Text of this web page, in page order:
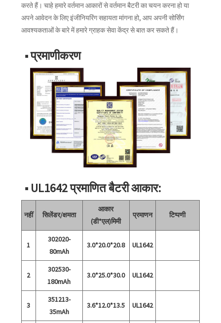
करते हैं। चाहे हमारे वर्तमान आकारों से वर्तमान बैटरी का चयन करना हो या
अपने आवेदन के लिए इंजीनियरिंग सहायता मांगना हो, आप अपनी सोर्सिंग
आवश्यकताओं के बारे में हमारे ग्राहक सेवा केंद्र से बात कर सकते हैं।
■ प्रमाणीकरण
■ UL1642 प्रमाणित बैटरी आकार:
नहीं सिलेंडर/क्षमता
आकार
(डी*एल)मिमी
प्रमाणन टिप्पणी
1
302020-
80mAh
3.0*20.0*20.8 UL1642
2
302530-
180mAh
3.0*25.0*30.0 UL1642
3
351213-
35mAh
3.6*12.0*13.5 UL1642